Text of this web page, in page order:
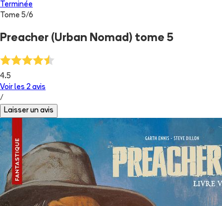
Terminée
Tome 5/6
Preacher (Urban Nomad) tome 5
4.5
Voir les 2 avis
/
Laisser un avis